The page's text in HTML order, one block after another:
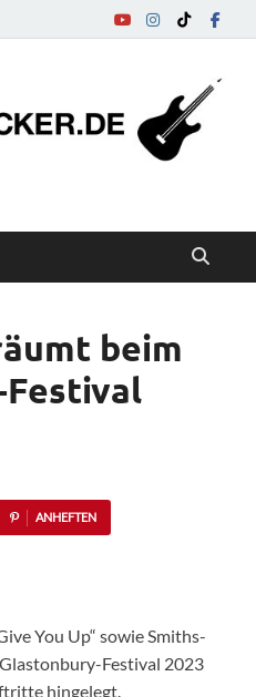
beim
ANHEFTEN
You Up“ sowie Smiths-
Festival 2023
hingelegt.